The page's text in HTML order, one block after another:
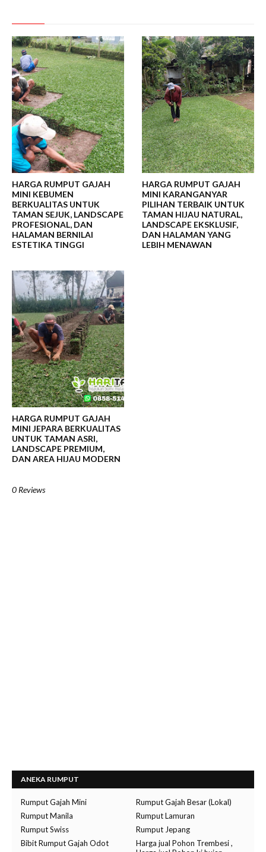
HARGA RUMPUT GAJAH
MINI KEBUMEN
BERKUALITAS UNTUK
TAMAN SEJUK, LANDSCAPE
PROFESIONAL, DAN
HALAMAN BERNILAI
ESTETIKA TINGGI
HARGA RUMPUT GAJAH
MINI KARANGANYAR
PILIHAN TERBAIK UNTUK
TAMAN HIJAU NATURAL,
LANDSCAPE EKSKLUSIF,
DAN HALAMAN YANG
LEBIH MENAWAN
HARGA RUMPUT GAJAH
MINI JEPARA BERKUALITAS
UNTUK TAMAN ASRI,
LANDSCAPE PREMIUM,
DAN AREA HIJAU MODERN
0 Reviews
ANEKA RUMPUT
Rumput Gajah Mini
Rumput Gajah Besar (Lokal)
Rumput Manila
Rumput Lamuran
Rumput Swiss
Rumput Jepang
Bibit Rumput Gajah Odot
Harga jual Pohon Trembesi ,